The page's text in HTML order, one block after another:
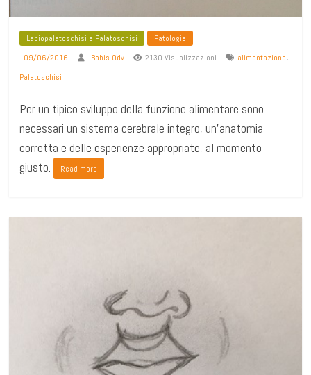
Labiopalatoschisi e Palatoschisi
Patologie
09/06/2016
Babis Odv 2130 Visualizzazioni alimentazione,
Palatoschisi
Per un tipico sviluppo della funzione alimentare sono
necessari un sistema cerebrale integro, un’anatomia
corretta e delle esperienze appropriate, al momento
giusto.
Read more